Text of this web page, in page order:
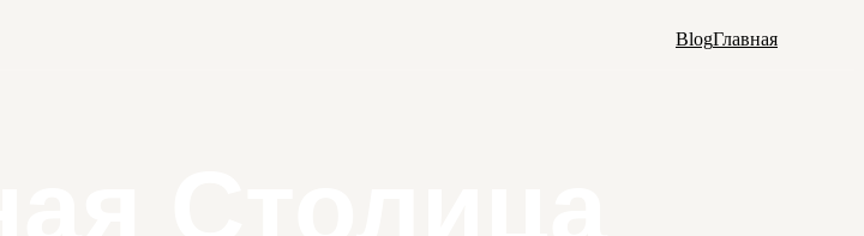
BlogГлавная